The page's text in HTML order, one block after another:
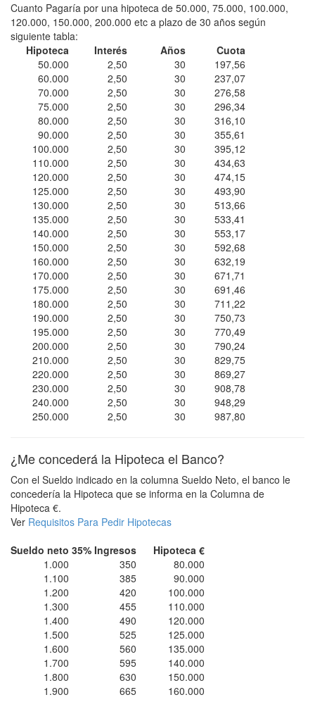
Cuanto Pagaría por una hipoteca de 50.000, 75.000, 100.000,
120.000, 150.000, 200.000 etc a plazo de 30 años según
siguiente tabla:
Hipoteca
Interés Años
Cuota
50.000
2,50 30
197,56
60.000
2,50 30
237,07
70.000
2,50 30
276,58
75.000
2,50 30
296,34
80.000
2,50 30
316,10
90.000
2,50 30
355,61
100.000
2,50 30
395,12
110.000
2,50 30
434,63
120.000
2,50 30
474,15
125.000
2,50 30
493,90
130.000
2,50 30
513,66
135.000
2,50 30
533,41
140.000
2,50 30
553,17
150.000
2,50 30
592,68
160.000
2,50 30
632,19
170.000
2,50 30
671,71
175.000
2,50 30
691,46
180.000
2,50 30
711,22
190.000
2,50 30
750,73
195.000
2,50 30
770,49
200.000
2,50 30
790,24
210.000
2,50 30
829,75
220.000
2,50 30
869,27
230.000
2,50 30
908,78
240.000
2,50 30
948,29
250.000
2,50 30 987,80
¿Me concederá la Hipoteca el Banco?
Con el Sueldo indicado en la columna Sueldo Neto, el banco le
concedería la Hipoteca que se informa en la Columna de
Hipoteca €.
Ver Requisitos Para Pedir Hipotecas
Sueldo neto 35% Ingresos
Hipoteca €
1.000
350
80.000
1.100
385
90.000
1.200
420
100.000
1.300
455
110.000
1.400
490
120.000
1.500
525
125.000
1.600
560
135.000
1.700
595
140.000
1.800
630
150.000
1.900
665
160.000